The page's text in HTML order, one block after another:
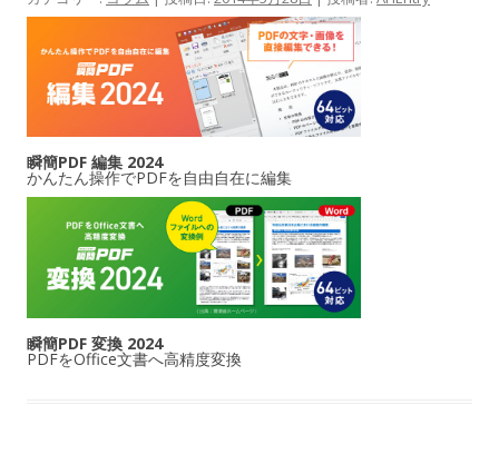
瞬簡PDF 編集 2024
かんたん操作でPDFを自由自在に編集
瞬簡PDF 変換 2024
PDFをOffice文書へ高精度変換